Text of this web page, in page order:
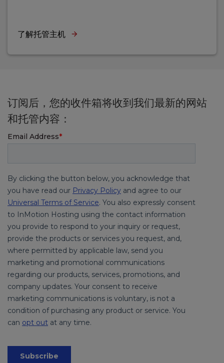
了解托管主机
订阅后，您的收件箱将收到我们最新的网站
和托管内容：